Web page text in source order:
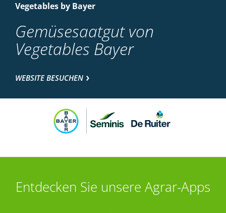
Vegetables by Bayer
Gemüsesaatgut von
Vegetables Bayer
WEBSITE BESUCHEN
Entdecken Sie unsere Agrar-Apps